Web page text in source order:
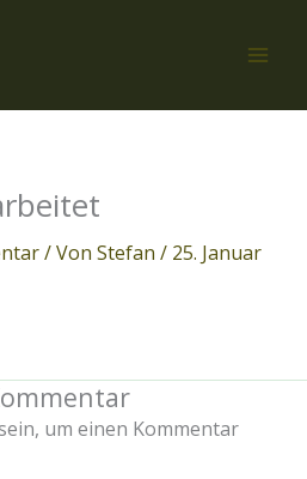
/ Von Stefan / 25. Januar
um einen Kommentar